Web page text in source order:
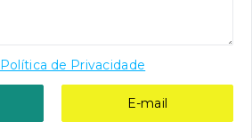
Política de Privacidade
E-mail